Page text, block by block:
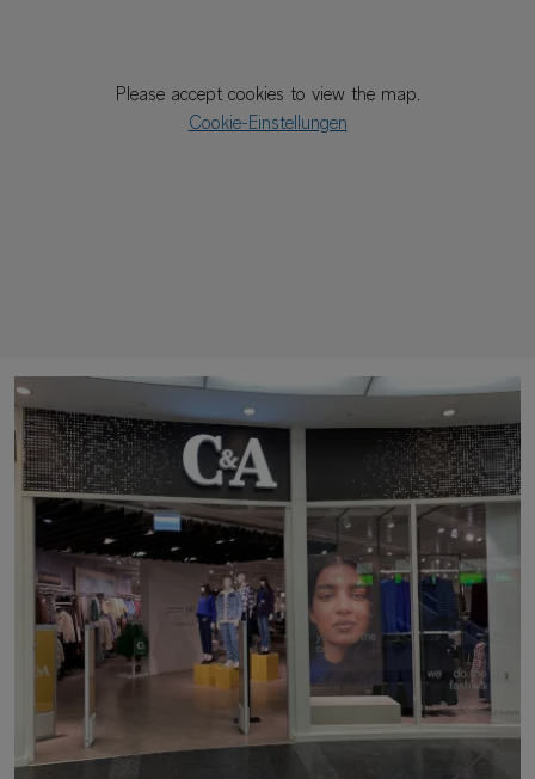
Please accept cookies to view the map.
Cookie-Einstellungen